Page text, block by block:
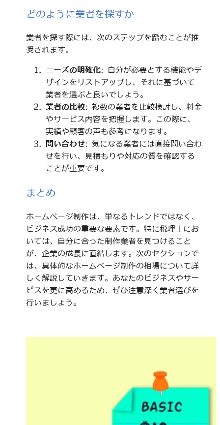
どのように業者を探すか
業者を探す際には、次のステップを踏むことが推
奨されます。
ニーズの明確化: 自分が必要とする機能やデ
ザインをリストアップし、それに基づいて
業者を選ぶと良いでしょう。
業者の比較: 複数の業者を比較検討し、料金
やサービス内容を把握します。この際に、
実績や顧客の声も参考になります。
問い合わせ: 気になる業者には直接問い合わ
せを行い、見積もりや対応の質を確認する
ことが重要です。
まとめ
ホームページ制作は、単なるトレンドではなく、
ビジネス成功の重要な要素です。特に税理士にお
いては、自分に合った制作業者を見つけること
が、企業の成長に直結します。次のセクションで
は、具体的なホームページ制作の相場について詳
しく解説していきます。あなたのビジネスやサー
ビスを更に高めるため、ぜひ注意深く業者選びを
行いましょう。